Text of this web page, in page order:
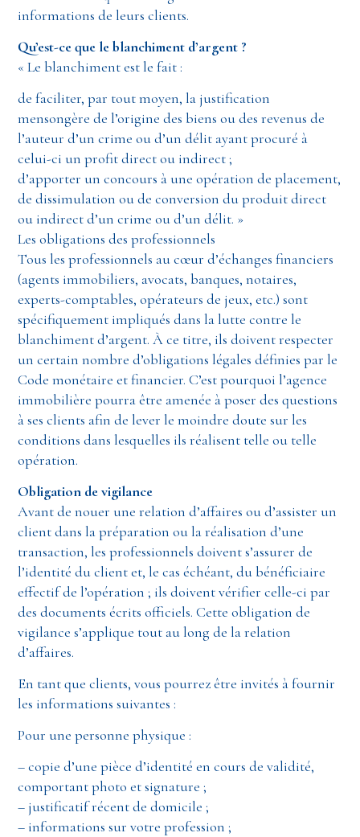
informations de leurs clients.
Qu’est-ce que le blanchiment d’argent ?
« Le blanchiment est le fait :
de faciliter, par tout moyen, la justification
mensongère de l’origine des biens ou des revenus de
l’auteur d’un crime ou d’un délit ayant procuré à
celui-ci un profit direct ou indirect ;
d’apporter un concours à une opération de placement,
de dissimulation ou de conversion du produit direct
ou indirect d’un crime ou d’un délit. »
Les obligations des professionnels
Tous les professionnels au cœur d’échanges financiers
(agents immobiliers, avocats, banques, notaires,
experts-comptables, opérateurs de jeux, etc.) sont
spécifiquement impliqués dans la lutte contre le
blanchiment d’argent. À ce titre, ils doivent respecter
un certain nombre d’obligations légales définies par le
Code monétaire et financier. C’est pourquoi l’agence
immobilière pourra être amenée à poser des questions
à ses clients afin de lever le moindre doute sur les
conditions dans lesquelles ils réalisent telle ou telle
opération.
Obligation de vigilance
Avant de nouer une relation d’affaires ou d’assister un
client dans la préparation ou la réalisation d’une
transaction, les professionnels doivent s’assurer de
l’identité du client et, le cas échéant, du bénéficiaire
effectif de l’opération ; ils doivent vérifier celle-ci par
des documents écrits officiels. Cette obligation de
vigilance s’applique tout au long de la relation
d’affaires.
En tant que clients, vous pourrez être invités à fournir
les informations suivantes :
Pour une personne physique :
– copie d’une pièce d’identité en cours de validité,
comportant photo et signature ;
– justificatif récent de domicile ;
– informations sur votre profession ;